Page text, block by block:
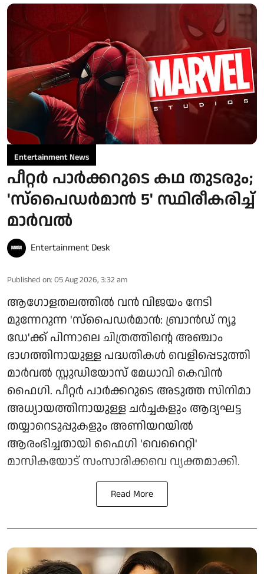
Entertainment News
പീറ്റർ പാർക്കറുടെ കഥ തുടരും;
'സ്‌പൈഡർമാൻ 5' സ്ഥിരീകരിച്ച്
മാർവൽ
Entertainment Desk
Published on: 05 Aug 2026, 3:32 am
ആഗോളതലത്തിൽ വൻ വിജയം നേടി
മുന്നേറുന്ന 'സ്‌പൈഡർമാൻ: ബ്രാൻഡ് ന്യൂ
ഡേ'ക്ക് പിന്നാലെ ചിത്രത്തിന്റെ അഞ്ചാം
ഭാഗത്തിനായുള്ള പദ്ധതികൾ വെളിപ്പെടുത്തി
മാർവൽ സ്റ്റുഡിയോസ് മേധാവി കെവിൻ
ഫൈഗി. പീറ്റർ പാർക്കറുടെ അടുത്ത സിനിമാ
അധ്യായത്തിനായുള്ള ചർച്ചകളും ആദ്യഘട്ട
തയ്യാറെടുപ്പുകളും അണിയറയിൽ
ആരംഭിച്ചതായി ഫൈഗി 'വെറൈറ്റി'
മാസികയോട് സംസാരിക്കവെ വ്യക്തമാക്കി.
Read More